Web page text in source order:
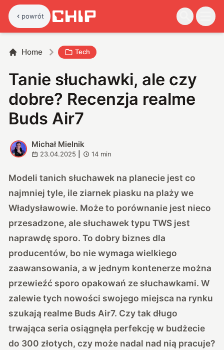
powrót
Home Tech
Tanie słuchawki, ale czy
dobre? Recenzja realme
Buds Air7
M
Michał Mielnik
23.04.2025 14 min
Modeli tanich słuchawek na planecie jest co
najmniej tyle, ile ziarnek piasku na plaży we
Władysławowie. Może to porównanie jest nieco
przesadzone, ale słuchawek typu TWS jest
naprawdę sporo. To dobry biznes dla
producentów, bo nie wymaga wielkiego
zaawansowania, a w jednym kontenerze można
przewieźć sporo opakowań ze słuchawkami. W
zalewie tych nowości swojego miejsca na rynku
szukają realme Buds Air7. Czy tak długo
trwająca seria osiągnęła perfekcję w budżecie
do 300 złotych, czy może nadal nad nią pracuje?